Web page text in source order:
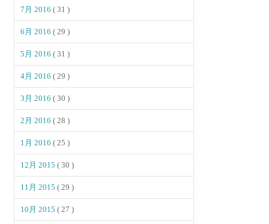
7月 2016( 31 )
6月 2016( 29 )
5月 2016( 31 )
4月 2016( 29 )
3月 2016( 30 )
2月 2016( 28 )
1月 2016( 25 )
12月 2015( 30 )
11月 2015( 29 )
10月 2015( 27 )